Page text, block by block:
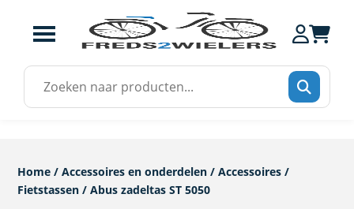
Zoek
naar:
Home /Accessoires en onderdelen /Accessoires /
Fietstassen / Abus zadeltas ST 5050